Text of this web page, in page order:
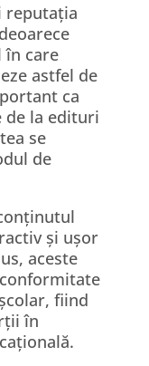
reputația
în care
astfel de
ca
de la edituri
se
de
și ușor
aceste
fiind
în